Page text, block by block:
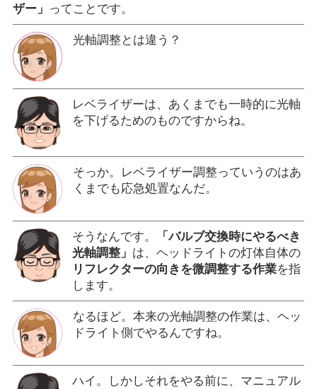
ザー」 ってことです。
光軸調整とは違う？
レベライザーは、あくまでも一時的に光軸
を下げるためのものですからね。
そっか。レベライザー調整っていうのはあ
くまでも応急処置なんだ。
そうなんです。
「バルブ交換時にやるべき
光軸調整」 は、ヘッドライトの灯体自体の
リフレクターの向きを微調整する作業を指
します。
なるほど。本来の光軸調整の作業は、ヘッ
ドライト側でやるんですね。
ハイ。しかしそれをやる前に、マニュアル